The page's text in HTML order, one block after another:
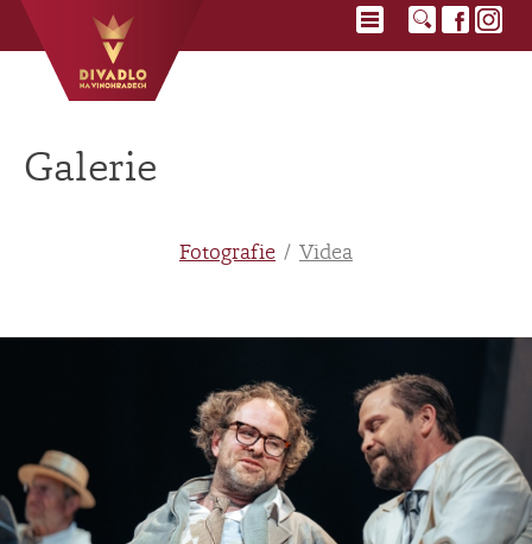
Galerie
Fotografie Videa